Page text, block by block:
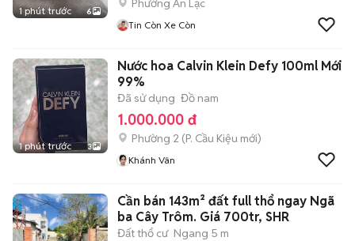
1 phút trước 6
Phường An Lạc
Tin Còn Xe Còn
1 phút trước 3
Nước hoa Calvin Klein Defy 100ml Mới
99%
Đã sử dụng Đồ nam
1.000.000 đ
Phường 2 (P. Cầu Kiệu mới)
Khánh Vân
Cần bán 143m² đất full thổ ngay Ngã
ba Cây Trôm. Giá 700tr, SHR
Đất thổ cư Ngang 5 m